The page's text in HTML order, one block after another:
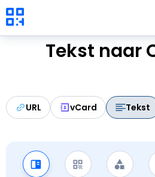
Tekst naar
URL vCard Tekst